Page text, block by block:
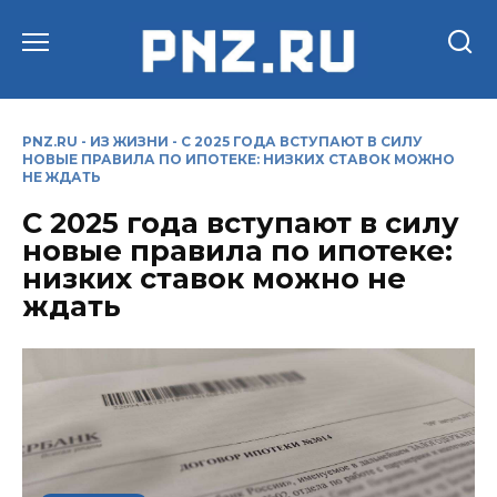
PNZ.RU - ИЗ ЖИЗНИ - С 2025 ГОДА ВСТУПАЮТ В СИЛУ
НОВЫЕ ПРАВИЛА ПО ИПОТЕКЕ: НИЗКИХ СТАВОК МОЖНО
НЕ ЖДАТЬ
С 2025 года вступают в силу
новые правила по ипотеке:
низких ставок можно не
ждать